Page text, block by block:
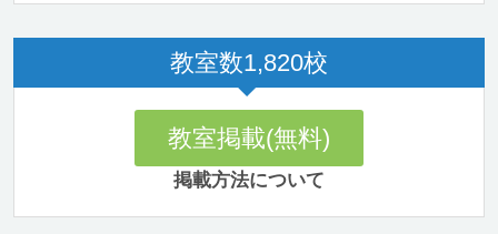
教室数1,820校
教室掲載(無料)
掲載方法について